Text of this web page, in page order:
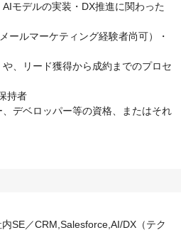
モデルの実装・DX推進に関わった
ールマーケティング経験者尚可）・
、リード獲得から成約までのプロセ
持者
デベロッパー等の資格、またはそれ
SE／CRM,Salesforce,AI/DX（テク